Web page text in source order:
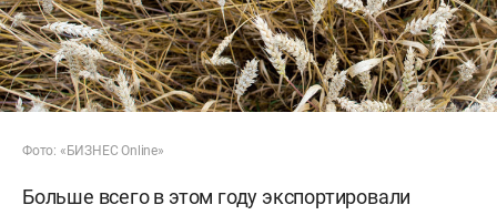
Фото: «БИЗНЕС Online»
Больше всего в этом году экспортировали